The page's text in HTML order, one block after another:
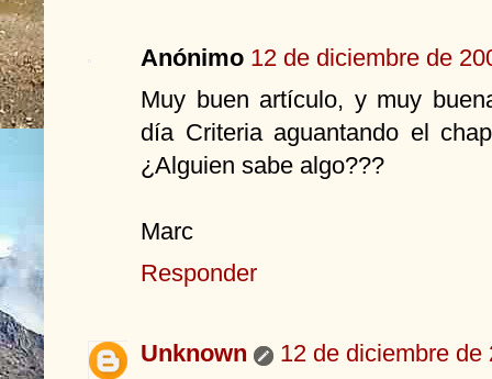
Anónimo 12 de diciembre de
Muy buen artículo, y muy
día Criteria aguantando el
¿Alguien sabe algo???
Marc
Responder
Unknown
12 de diciembre de